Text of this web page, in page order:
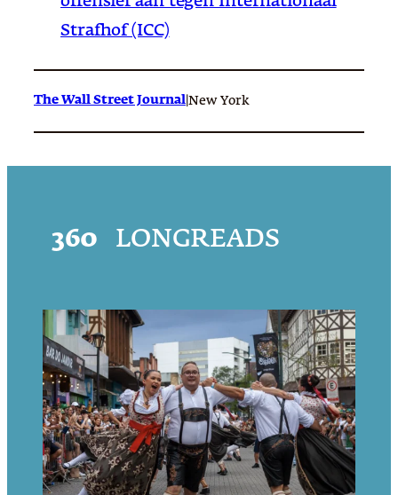
Strafhof (ICC)
The Wall Street Journal New York
360 LONGREADS